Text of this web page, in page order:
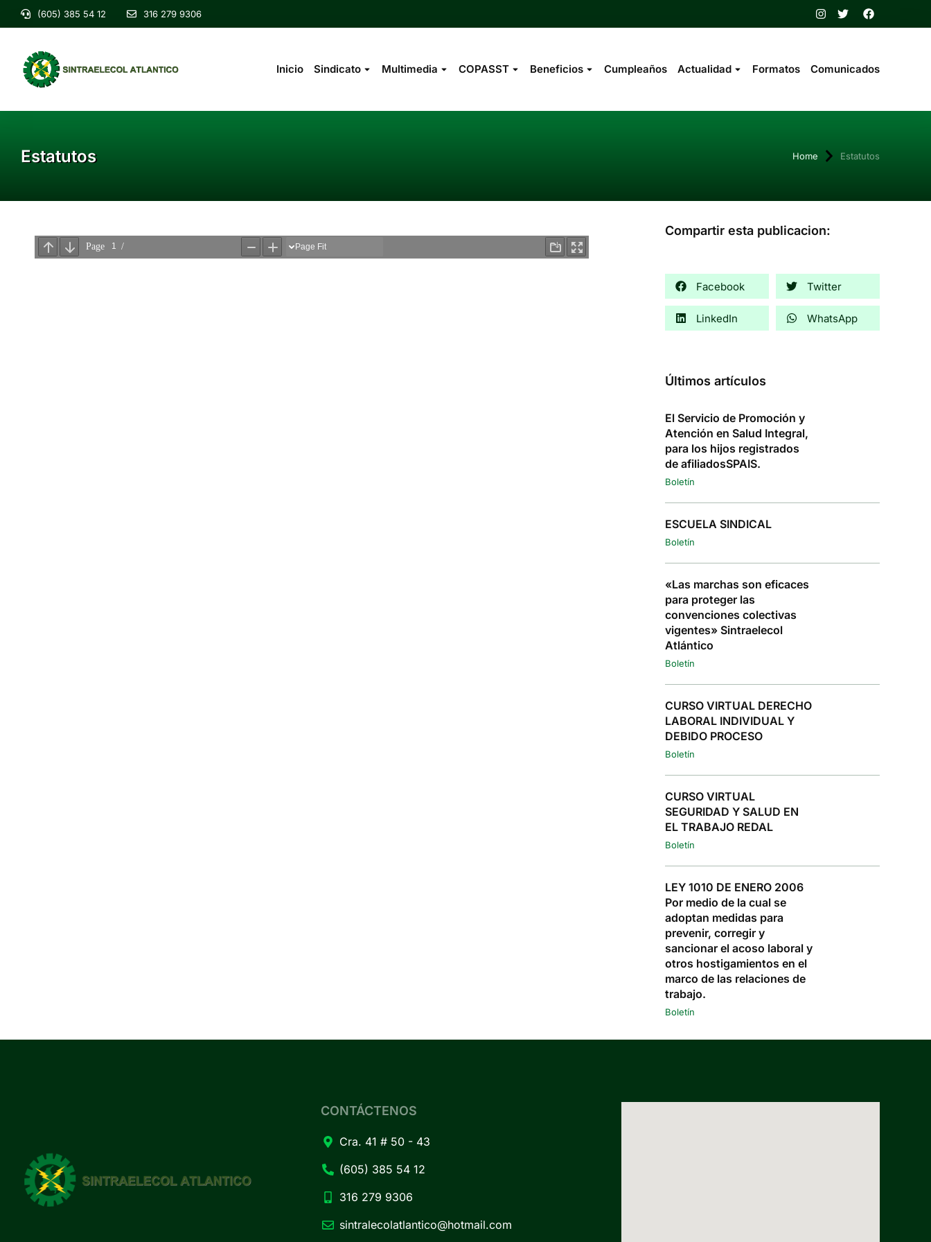
(605) 385 54 12 316 279 9306
Inicio Sindicato Multimedia COPASST Beneficios Cumpleaños Actualidad Formatos Comunicados
Estatutos Home Estatutos
Compartir esta publicacion:
Facebook Twitter
LinkedIn WhatsApp
Últimos artículos
El Servicio de Promoción y
Atención en Salud Integral,
para los hijos registrados
de afiliadosSPAIS.
Boletín
ESCUELA SINDICAL
Boletín
«Las marchas son eficaces
para proteger las
convenciones colectivas
vigentes» Sintraelecol
Atlántico
Boletín
CURSO VIRTUAL DERECHO
LABORAL INDIVIDUAL Y
DEBIDO PROCESO
Boletín
CURSO VIRTUAL
SEGURIDAD Y SALUD EN
EL TRABAJO REDAL
Boletín
LEY 1010 DE ENERO 2006
Por medio de la cual se
adoptan medidas para
prevenir, corregir y
sancionar el acoso laboral y
otros hostigamientos en el
marco de las relaciones de
trabajo.
Boletín
CONTÁCTENOS
Cra. 41 # 50 - 43
(605) 385 54 12
316 279 9306
sintralecolatlantico@hotmail.com